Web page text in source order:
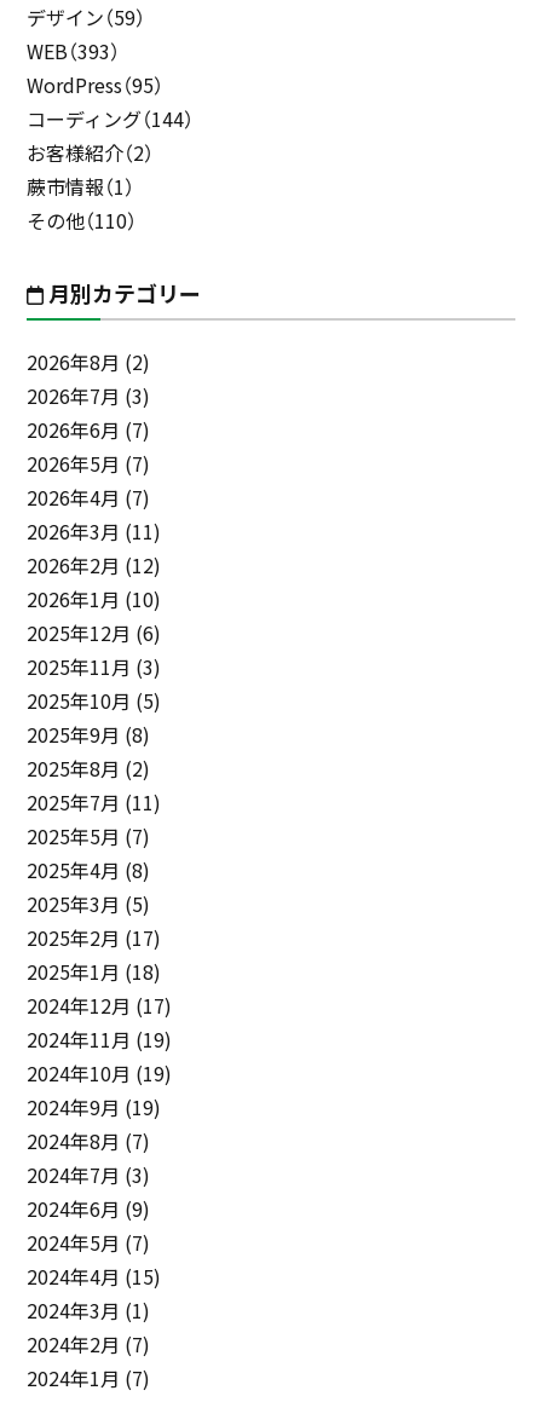
デザイン（59）
WEB（393）
WordPress（95）
コーディング（144）
お客様紹介（2）
蕨市情報（1）
その他（110）
月別カテゴリー
2026年8月 (2)
2026年7月 (3)
2026年6月 (7)
2026年5月 (7)
2026年4月 (7)
2026年3月 (11)
2026年2月 (12)
2026年1月 (10)
2025年12月 (6)
2025年11月 (3)
2025年10月 (5)
2025年9月 (8)
2025年8月 (2)
2025年7月 (11)
2025年5月 (7)
2025年4月 (8)
2025年3月 (5)
2025年2月 (17)
2025年1月 (18)
2024年12月 (17)
2024年11月 (19)
2024年10月 (19)
2024年9月 (19)
2024年8月 (7)
2024年7月 (3)
2024年6月 (9)
2024年5月 (7)
2024年4月 (15)
2024年3月 (1)
2024年2月 (7)
2024年1月 (7)